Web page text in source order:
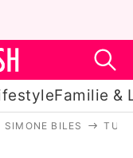
Familie &
SIMONE BILES